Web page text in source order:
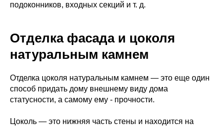
подоконников, входных секций и т. д.
Отделка фасада и цоколя
натуральным камнем
Отделка цоколя натуральным камнем — это еще один
способ придать дому внешнему виду дома
статусности, а самому ему - прочности.
Цоколь — это нижняя часть стены и находится на